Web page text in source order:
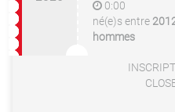
0:00
né(e)s entre
hommes